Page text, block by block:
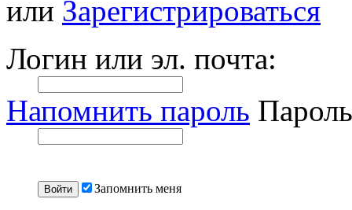
или Зарегистрироваться
Логин или эл. почта:
Напомнить пароль
Запомнить меня